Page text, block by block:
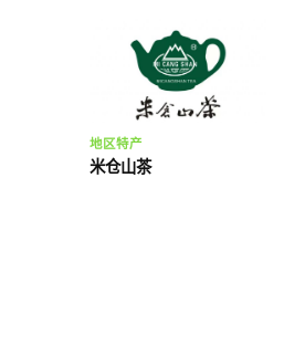
地区特产
米仓山茶